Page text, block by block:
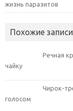
жизнь паразитов
Похожие записи
Речная
чайку
Чирок-
голосом